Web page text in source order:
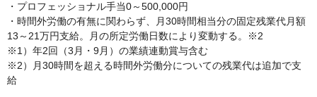
・プロフェッショナル手当0～500,000円
・時間外労働の有無に関わらず、月30時間相当分の固定残業代月額
13～21万円支給。月の所定労働日数により変動する。※2
※1）年2回（3月・9月）の業績連動賞与含む
※2）月30時間を超える時間外労働分についての残業代は追加で支
給